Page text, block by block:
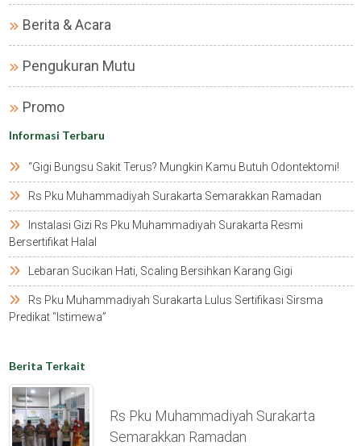
Berita & Acara
Pengukuran Mutu
Promo
Informasi Terbaru
“gigi Bungsu Sakit Terus? Mungkin Kamu Butuh Odontektomi!
Rs Pku Muhammadiyah Surakarta Semarakkan Ramadan
Instalasi Gizi Rs Pku Muhammadiyah Surakarta Resmi
Bersertifikat Halal
Lebaran Sucikan Hati, Scaling Bersihkan Karang Gigi
Rs Pku Muhammadiyah Surakarta Lulus Sertifikasi Sirsma
Predikat “istimewa”
Berita Terkait
Rs Pku Muhammadiyah Surakarta
Semarakkan Ramadan